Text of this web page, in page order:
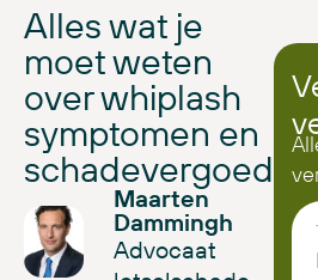
Alles wat je
moet weten
over whiplash
symptomen en
Maarten
Dammingh
Advocaat